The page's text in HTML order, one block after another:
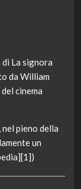
La signora
da William
cinema
pieno della
un